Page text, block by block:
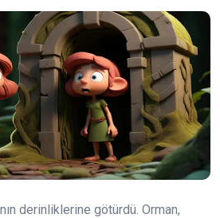
derinliklerine götürdü. Orman,